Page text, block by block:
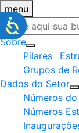
menu
Sobre
Pilares
Grupos de
Dados do Setor
Números
Números